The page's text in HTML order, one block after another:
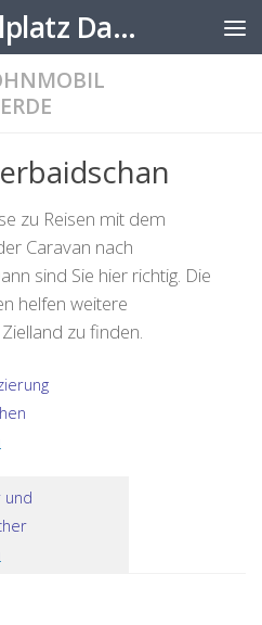
Wohnmobil Stellplatz Datenbank
zu Reisen mit dem
Caravan nach
sind Sie hier richtig. Die
helfen weitere
zu finden.
und